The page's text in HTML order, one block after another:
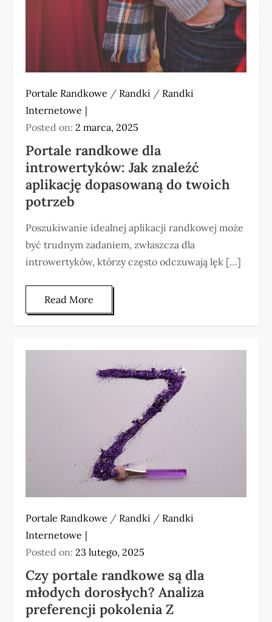
Portale Randkowe / Randki / Randki
Internetowe
Posted on:2 marca, 2025
Portale randkowe dla
introwertyków: Jak znaleźć
aplikację dopasowaną do twoich
potrzeb
Poszukiwanie idealnej aplikacji randkowej może
być trudnym zadaniem, zwłaszcza dla
introwertyków, którzy często odczuwają lęk […]
Read More
Portale Randkowe / Randki / Randki
Internetowe
Posted on:23 lutego, 2025
Czy portale randkowe są dla
młodych dorosłych? Analiza
preferencji pokolenia Z